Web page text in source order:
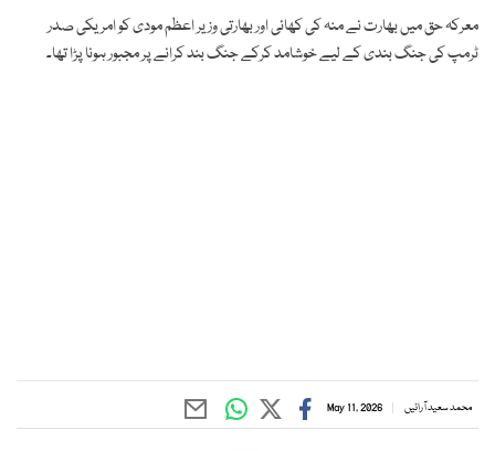
معرکہ حق میں بھارت نے منہ کی کھائی اور بھارتی وزیر اعظم مودی کو امریکی صدر
ٹرمپ کی جنگ بندی کے لیے خوشامد کرکے جنگ بند کرانے پر مجبور ہونا پڑا تھا۔
محمد سعید آرائیں May 11, 2026